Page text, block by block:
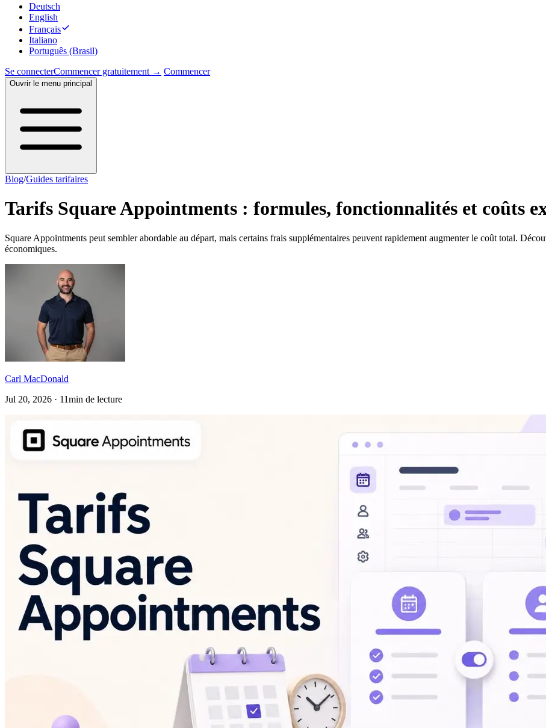
Deutsch
English
Français
Italiano
Português (Brasil)
Se connecterCommencer gratuitement → Commencer
Ouvrir le menu principal
Blog/Guides tarifaires
Tarifs Square Appointments : formules, fonctionnalités et coûts
Square Appointments peut sembler abordable au départ, mais certains frais supplémentaires peuvent rapidement augmenter le coût total.
économiques.
Carl MacDonald
Jul 20, 2026 · 11min de lecture